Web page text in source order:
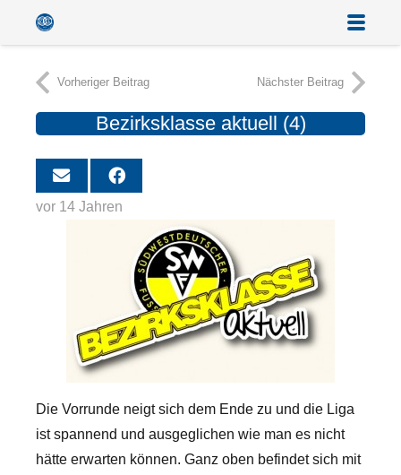
Vorheriger Beitrag Nächster Beitrag
Bezirksklasse aktuell (4)
vor 14 Jahren
Die Vorrunde neigt sich dem Ende zu und die Liga
ist spannend und ausgeglichen wie man es nicht
hätte erwarten können. Ganz oben befindet sich mit